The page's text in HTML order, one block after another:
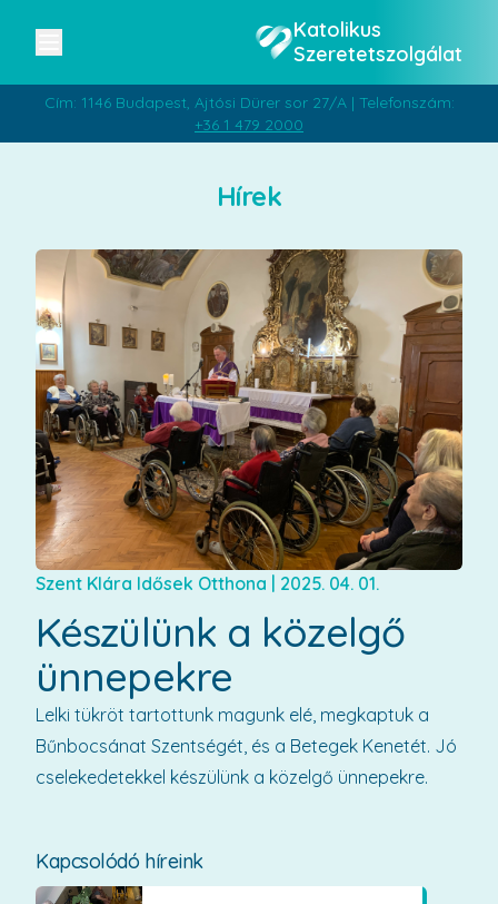
Katolikus
Szeretetszolgálat
Cím: 1146 Budapest, Ajtósi Dürer sor 27/A | Telefonszám:
+36 1 479 2000
Hírek
Kapcsolódó híreink
Szent Klára Idősek Otthona | 2025. 04. 01.
Készülünk a közelgő
ünnepekre
Lelki tükröt tartottunk magunk elé, megkaptuk a
Bűnbocsánat Szentségét, és a Betegek Kenetét. Jó
cselekedetekkel készülünk a közelgő ünnepekre.